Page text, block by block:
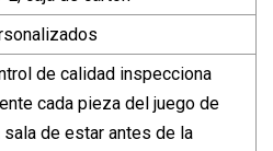
de calidad inspecciona
cada pieza del juego de
de estar antes de la